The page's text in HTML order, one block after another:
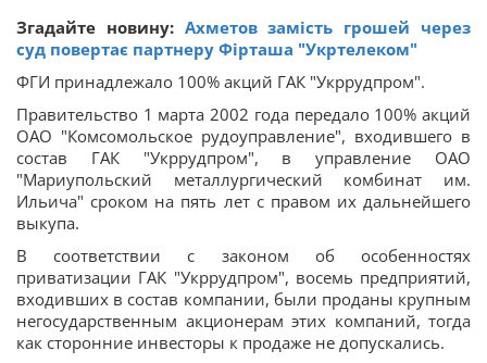
Згадайте новину: Ахметов замість грошей через
суд повертає партнеру Фірташа "Укртелеком"
ФГИ принадлежало 100% акций ГАК "Укррудпром".
Правительство 1 марта 2002 года передало 100% акций
ОАО "Комсомольское рудоуправление", входившего в
состав ГАК "Укррудпром", в управление ОАО
"Мариупольский металлургический комбинат им.
Ильича" сроком на пять лет с правом их дальнейшего
выкупа.
В соответствии с законом об особенностях
приватизации ГАК "Укррудпром", восемь предприятий,
входивших в состав компании, были проданы крупным
негосударственным акционерам этих компаний, тогда
как сторонние инвесторы к продаже не допускались.